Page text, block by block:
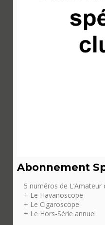
Abonnement
5 numéros de L’Amateur
+ Le Havanoscope
+ Le Cigaroscope
+ Le Hors-Série annuel